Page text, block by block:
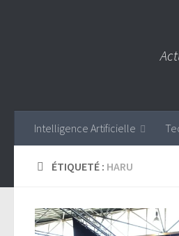
Intelligence Artificielle
ÉTIQUETÉ : HARU